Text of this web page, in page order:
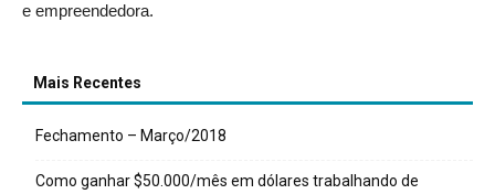
e empreendedora.
Mais Recentes
Fechamento – Março/2018
Como ganhar $50.000/mês em dólares trabalhando de